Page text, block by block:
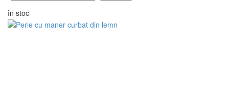
în stoc